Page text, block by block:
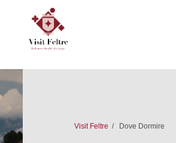
Visit Feltre Dove Dormire